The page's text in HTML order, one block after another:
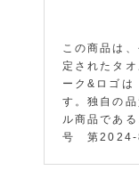
この商品は
定されたタ
ーク&ロゴは
す。独自の
ル商品であ
号 第2024-